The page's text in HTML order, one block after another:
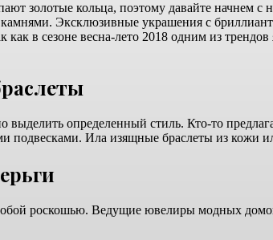
золотые кольца, поэтому давайте начнем
Эксклюзивные украшения с
в сезоне весна-лето 2018 одним из
выделить определенный стиль. Кто-то
подвесками. Ила изящные браслеты из кожи
роскошью. Ведущие ювелиры модных